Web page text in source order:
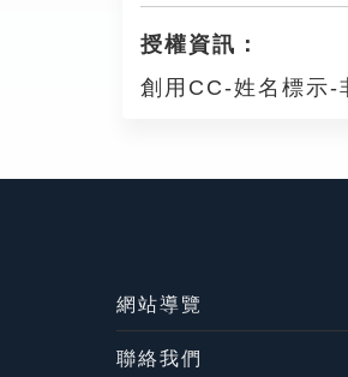
授權資訊：
創用CC-姓名標示-
網站導覽
聯絡我們